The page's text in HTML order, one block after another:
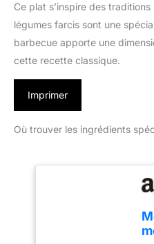
Ce plat s’inspire des
légumes farcis sont une
barbecue apporte une
cette recette classique.
Imprimer
Où trouver les ingrédients